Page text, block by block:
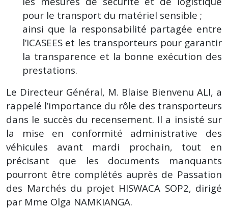
pour le transport du matériel sensible ;
ainsi que la responsabilité partagée entre
l’ICASEES et les transporteurs pour garantir
la transparence et la bonne exécution des
prestations.
Le Directeur Général, M. Blaise Bienvenu ALI, a
rappelé l’importance du rôle des transporteurs
dans le succès du recensement. Il a insisté sur
la mise en conformité administrative des
véhicules avant mardi prochain, tout en
précisant que les documents manquants
pourront être complétés auprès de Passation
des Marchés du projet HISWACA SOP2, dirigé
par Mme Olga NAMKIANGA.